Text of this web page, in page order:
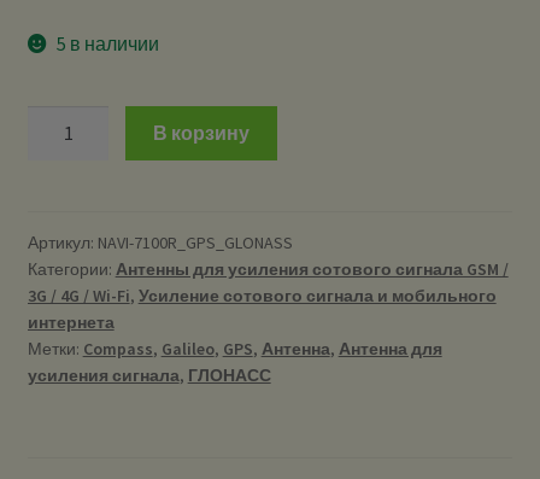
5 в наличии
/
ГЛОНАСС)
-
Антенна
для
усиления
В корзину
Артикул: NAVI-7100R_GPS_GLONASS
Категории: Антенны для усиления сотового сигнала GSM /
3G / 4G / Wi-Fi, Усиление сотового сигнала и мобильного
интернета
Метки: Compass, Galileo, GPS, Антенна, Антенна для
усиления сигнала, ГЛОНАСС